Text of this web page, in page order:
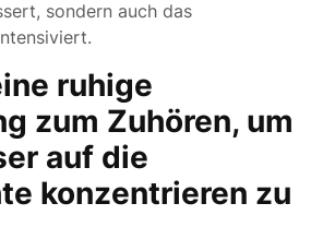
sondern auch das
ruhige
zum Zuhören, um
auf die
konzentrieren zu